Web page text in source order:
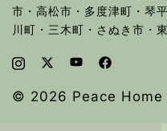
市・高松市・多度津町・琴
川町・三木町・さぬき市・
© 2026 Peace Home